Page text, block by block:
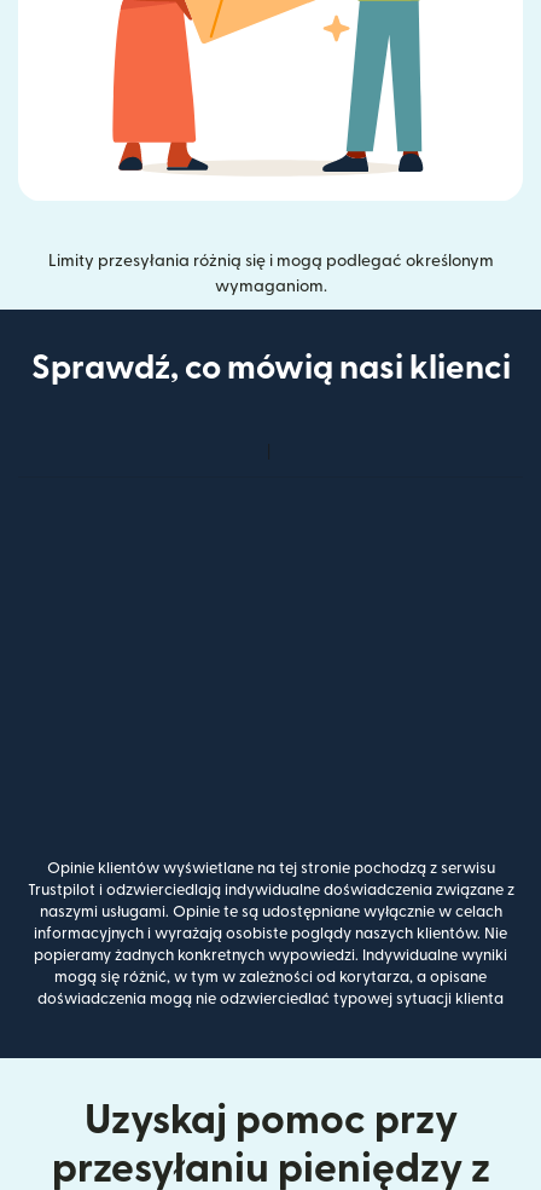
Limity przesyłania różnią się i mogą podlegać określonym
wymaganiom.
Sprawdź, co mówią nasi klienci
Opinie klientów wyświetlane na tej stronie pochodzą z serwisu
Trustpilot i odzwierciedlają indywidualne doświadczenia związane z
naszymi usługami. Opinie te są udostępniane wyłącznie w celach
informacyjnych i wyrażają osobiste poglądy naszych klientów. Nie
popieramy żadnych konkretnych wypowiedzi. Indywidualne wyniki
mogą się różnić, w tym w zależności od korytarza, a opisane
doświadczenia mogą nie odzwierciedlać typowej sytuacji klienta
Uzyskaj pomoc przy
przesyłaniu pieniędzy z